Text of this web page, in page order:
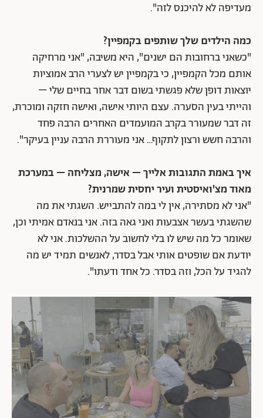
מעדיפה לא להיכנס לזה".
כמה הילדים שלך שותפים בקמפיין?
"כשאני ברחובות הם ישנים", היא משיבה, "אני מרחיקה
אותם מכל הקמפיין, כי בקמפיין יש לצערי הרב אמוציות
יוצאות דופן שלא פגשתי בשום דבר אחר בחיים שלי –
והייתי בעין הסערה. עצם היותי אישה, ואישה חזקה ומוכרת,
זה דבר שמעורר בקרב המועמדים האחרים הרבה פחד
והרבה חשש ורצון לתקוף… אני מעוררת הרבה עניין בעיקר".
איך באמת התגובות אלייך – אישה, מצליחה – במערכת
מאוד מצ'ואיסטית ועיר יחסית שמרנית?
"אני לא מסתירה, אין לי במה להתבייש. השגתי את מה
שהשגתי בעשר אצבעות ואני גאה בזה. אני בנאדם אמיתי וכן,
שאומר כל מה שיש לו בלי לחשוב על ההשלכות. אני לא
יודעת אם שופטים אותי אבל בסדר, לאנשים תמיד יש מה
להגיד על הכל, וזה בסדר. כל אחד ודעתו".